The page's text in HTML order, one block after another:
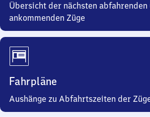
Übersicht der nächsten abfahrenden
ankommenden Züge
Fahrpläne
Aushänge zu Abfahrtszeiten der